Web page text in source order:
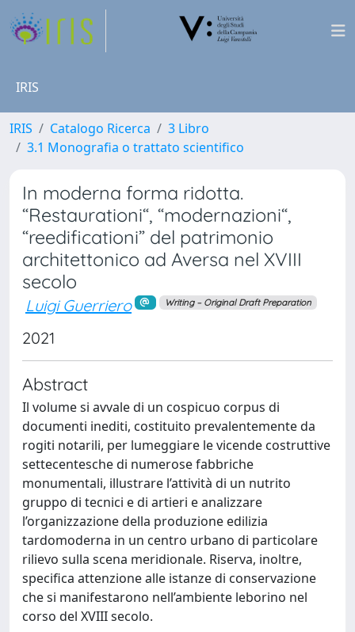
IRIS
IRIS Catalogo Ricerca
3 Libro
3.1 Monografia o trattato scientifico
In moderna forma ridotta.
“Restaurationi“, “modernazioni“,
“reedificationi” del patrimonio
architettonico ad Aversa nel XVIII
secolo
Luigi Guerriero Writing – Original Draft Preparation
2021
Abstract
Il volume si avvale di un cospicuo corpus di
documenti inediti, costituito prevalentemente da
rogiti notarili, per lumeggiare le vicende costruttive
settecentesche di numerose fabbriche
monumentali, illustrare l’attività di un nutrito
gruppo di tecnici e di artieri e analizzare
l’organizzazione della produzione edilizia
tardomoderna in un centro urbano di particolare
rilievo sulla scena meridionale. Riserva, inoltre,
specifica attenzione alle istanze di conservazione
che si manifestarono nell’ambiente leborino nel
corso del XVIII secolo.